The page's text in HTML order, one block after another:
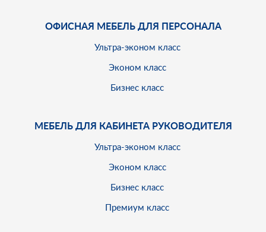
ОФИСНАЯ МЕБЕЛЬ ДЛЯ ПЕРСОНАЛА
Ультра-эконом класс
Эконом класс
Бизнес класс
МЕБЕЛЬ ДЛЯ КАБИНЕТА РУКОВОДИТЕЛЯ
Ультра-эконом класс
Эконом класс
Бизнес класс
Премиум класс